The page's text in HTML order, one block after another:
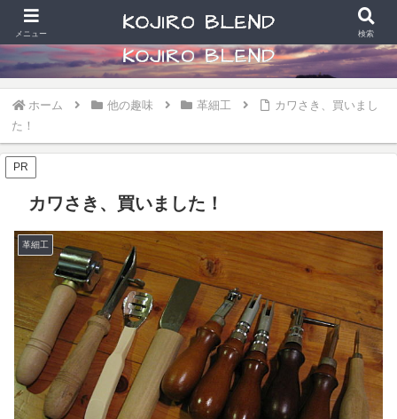
食べることと散財好きなアラカン写真学生の日常
ホーム 他の趣味 革細工
カワさき、買いまし
た！
PR
カワさき、買いました！
革細工
メニュー 検索